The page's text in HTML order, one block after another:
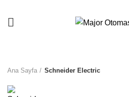
Ana Sayfa Schneider Electric